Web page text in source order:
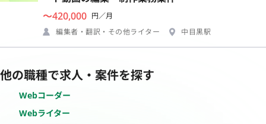
〜420,000 円／月
編集者・翻訳・その他ライター
中目黒駅
他の職種で求人・案件を探す
Webコーダー
Webライター